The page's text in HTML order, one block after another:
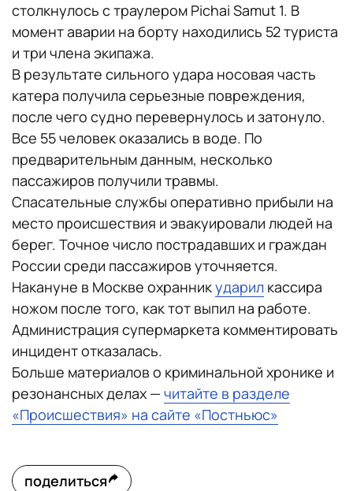
столкнулось с траулером Pichai Samut 1. В
момент аварии на борту находились 52 туриста
и три члена экипажа.
В результате сильного удара носовая часть
катера получила серьезные повреждения,
после чего судно перевернулось и затонуло.
Все 55 человек оказались в воде. По
предварительным данным, несколько
пассажиров получили травмы.
Спасательные службы оперативно прибыли на
место происшествия и эвакуировали людей на
берег. Точное число пострадавших и граждан
России среди пассажиров уточняется.
Накануне в Москве охранникударил кассира
ножом после того, как тот выпил на работе.
Администрация супермаркета комментировать
инцидент отказалась.
Больше материалов о криминальной хронике и
резонансных делах — читайте в разделе
«Происшествия» на сайте «Постньюс»
поделиться